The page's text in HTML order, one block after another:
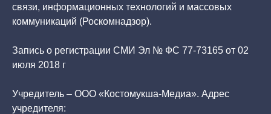
связи, информационных технологий и массовых
коммуникаций (Роскомнадзор).
Запись о регистрации СМИ Эл № ФС 77-73165 от 02
июля 2018 г
Учредитель – ООО «Костомукша-Медиа». Адрес
учредителя: